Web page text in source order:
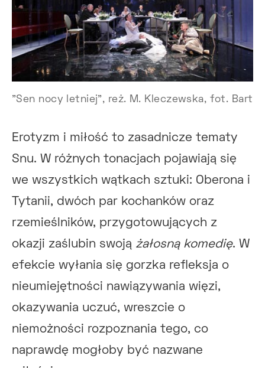
"Sen nocy letniej", reż. M. Kleczewska, fot. Bart
Erotyzm i miłość to zasadnicze tematy
Snu. W różnych tonacjach pojawiają się
we wszystkich wątkach sztuki: Oberona i
Tytanii, dwóch par kochanków oraz
rzemieślników, przygotowujących z
okazji zaślubin swoją żałosną komedię. W
efekcie wyłania się gorzka refleksja o
nieumiejętności nawiązywania więzi,
okazywania uczuć, wreszcie o
niemożności rozpoznania tego, co
naprawdę mogłoby być nazwane